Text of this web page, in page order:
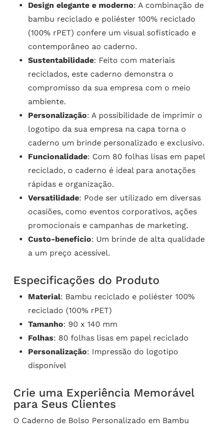
Design elegante e moderno: A combinação de
bambu reciclado e poliéster 100% reciclado
(100% rPET) confere um visual sofisticado e
contemporâneo ao caderno.
Sustentabilidade: Feito com materiais
reciclados, este caderno demonstra o
compromisso da sua empresa com o meio
ambiente.
Personalização: A possibilidade de imprimir o
logotipo da sua empresa na capa torna o
caderno um brinde personalizado e exclusivo.
Funcionalidade: Com 80 folhas lisas em papel
reciclado, o caderno é ideal para anotações
rápidas e organização.
Versatilidade: Pode ser utilizado em diversas
ocasiões, como eventos corporativos, ações
promocionais e campanhas de marketing.
Custo-benefício: Um brinde de alta qualidade
a um preço acessível.
Especificações do Produto
Material: Bambu reciclado e poliéster 100%
reciclado (100% rPET)
Tamanho: 90 x 140 mm
Folhas: 80 folhas lisas em papel reciclado
Personalização: Impressão do logotipo
disponível
Crie uma Experiência Memorável
para Seus Clientes
O Caderno de Bolso Personalizado em Bambu